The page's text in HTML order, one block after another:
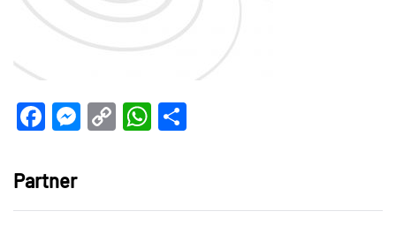
Facebook
Messenger
CopyWhatsApp
Partner